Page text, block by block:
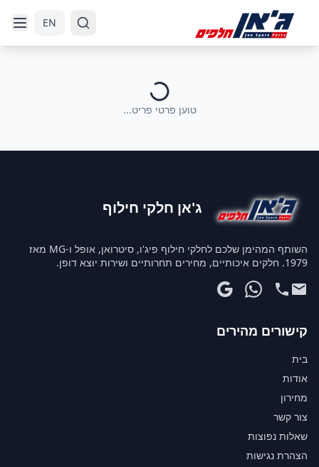
EN
טוען פרטי פריט...
ג'אן חלקי חילוף
השותף המהימן שלכם לחלקי חילוף פיג'ו, סיטרואן, אופל ו-MG מאז
1979. חלקים איכותיים, מחירים תחרותיים ושירות יוצא דופן.
קישורים מהירים
בית
אודות
מחירון
צור קשר
שאלות נפוצות
הצהרת נגישות